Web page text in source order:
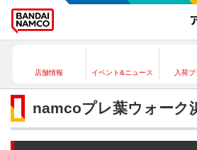
店舗情報 イベント&ニュース 入荷
namcoプレ葉ウォーク